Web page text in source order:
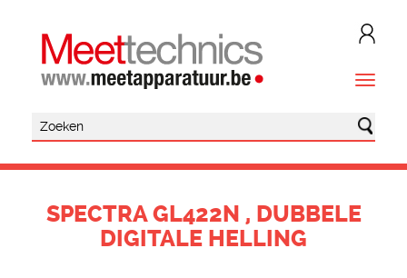
SPECTRA GL422N , DUBBELE
DIGITALE HELLING